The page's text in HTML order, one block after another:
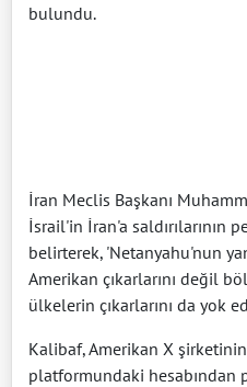
bulundu.
İran Meclis Başkanı
İsrail'in İran'a saldırılarının
belirterek, 'Netanyahu'nun
Amerikan çıkarlarını değil
ülkelerin çıkarlarını da yok
Kalibaf, Amerikan X
platformundaki hesabından